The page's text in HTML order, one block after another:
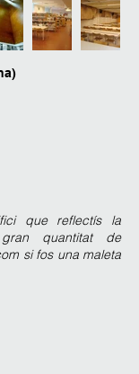
que reflectís la
quantitat de
si fos una maleta